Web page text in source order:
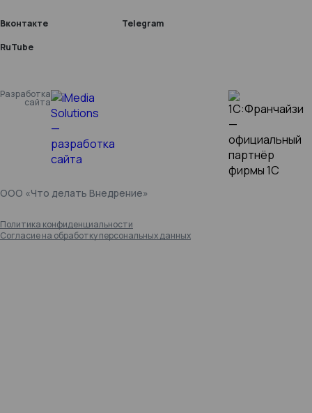
Вконтакте
Telegram
RuTube
ООО «Что делать Внедрение»
Разработка
сайта
Политика конфиденциальности
Согласие на обработку персональных данных